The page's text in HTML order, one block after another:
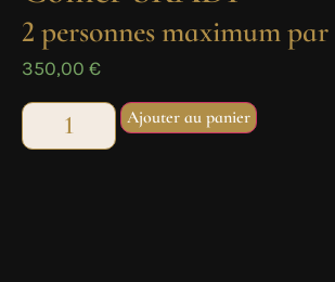
2 personnes maximum par
350,00 €
Ajouter au panier